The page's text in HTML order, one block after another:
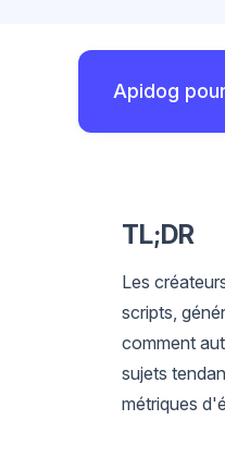
Apidog
TL;DR
Les
scripts,
comment
sujets
métriques